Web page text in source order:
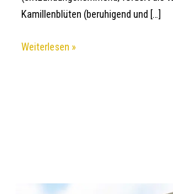
Kamillenblüten (beruhigend und […]
Weiterlesen »